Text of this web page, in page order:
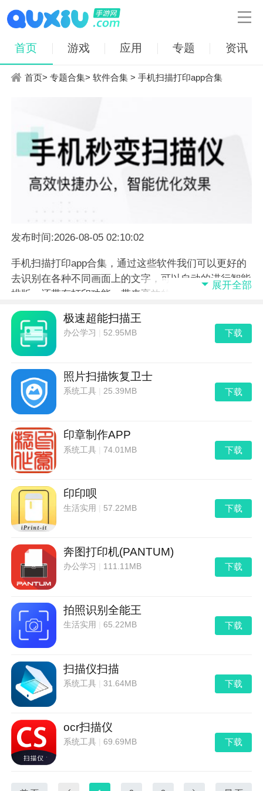

首页 游戏 应用 专题 资讯
首页>专题合集>软件合集 > 手机扫描打印app合集
发布时间:2026-08-05 02:10:02
手机扫描打印app合集，通过这些软件我们可以更好的
去识别在各种不同画面上的文字，可以自动的进行智能
排版，还带有打印功能，带来高效的智能办公和学习体
验，赶快来试下吧。
展开全部
极速超能扫描王
办公学习 52.95MB 下载
照片扫描恢复卫士
系统工具 |25.39MB 下载
印章制作APP
系统工具 |74.01MB 下载
印印呗
生活实用 57.22MB 下载
奔图打印机(PANTUM)
办公学习 111.11MB 下载
拍照识别全能王
生活实用 |65.22MB 下载
扫描仪扫描
系统工具 |31.64MB 下载
ocr扫描仪
系统工具 |69.69MB 下载